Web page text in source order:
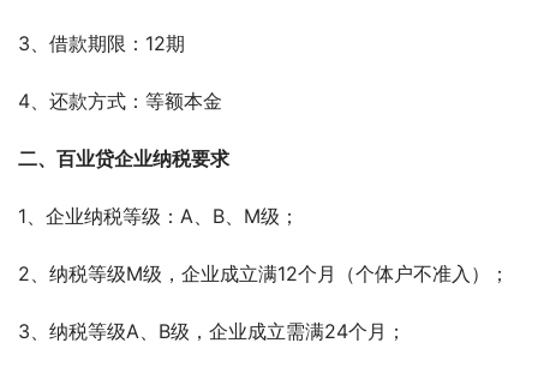
3、借款期限：12期
4、还款方式：等额本金
二、百业贷企业纳税要求
1、企业纳税等级：A、B、M级；
2、纳税等级M级，企业成立满12个月（个体户不准入）；
3、纳税等级A、B级，企业成立需满24个月；